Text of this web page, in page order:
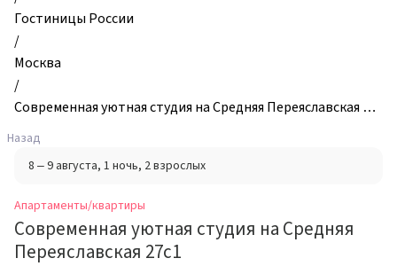
уютная
студия
на
Средняя
Переяславская
27с1,
Москва,
Россия
Гостиницы России
/
Москва
/
Современная уютная студия на Средняя Переяславская 27с
Назад
8 – 9 августа, 1 ночь, 2 взрослых
Апартаменты/квартиры
Современная уютная студия на Средняя
Переяславская 27с1